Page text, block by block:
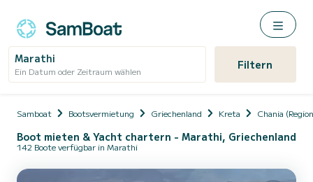
Marathi
Ein Datum oder Zeitraum wählen Filtern
Samboat Bootsvermietung Griechenland Kreta Chania
Boot mieten & Yacht chartern - Marathi, Griechenland
142 Boote verfügbar in Marathi